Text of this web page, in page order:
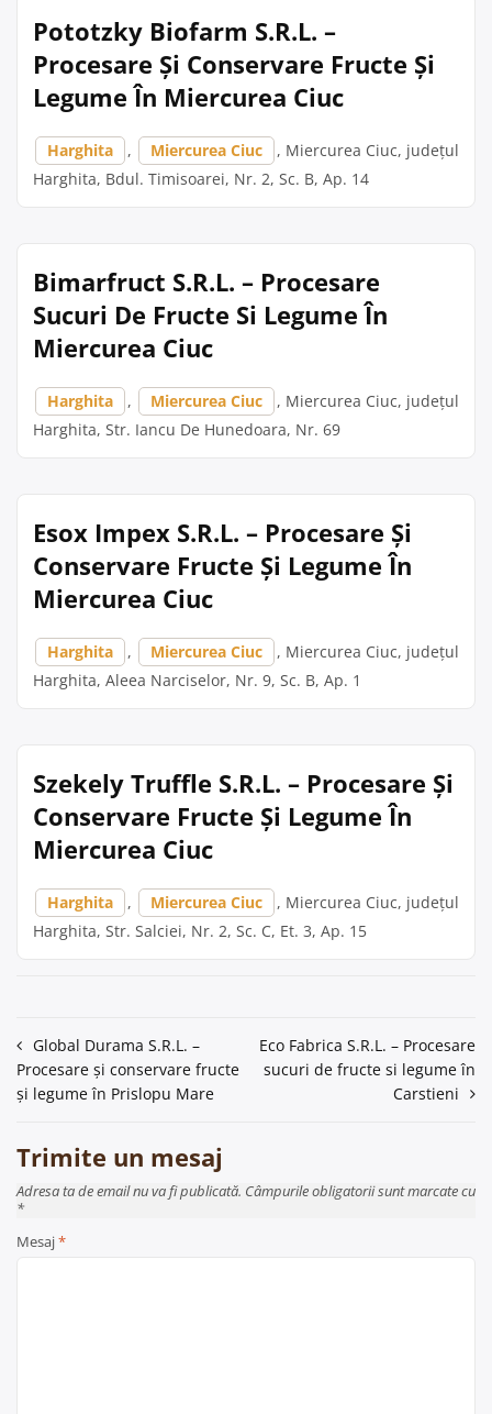
Pototzky Biofarm S.R.L. –
Procesare Și Conservare Fructe Și
Legume În Miercurea Ciuc
Harghita , Miercurea Ciuc
, Miercurea Ciuc, județul
Harghita, Bdul. Timisoarei, Nr. 2, Sc. B, Ap. 14
Bimarfruct S.R.L. – Procesare
Sucuri De Fructe Si Legume În
Miercurea Ciuc
Harghita , Miercurea Ciuc
, Miercurea Ciuc, județul
Harghita, Str. Iancu De Hunedoara, Nr. 69
Esox Impex S.R.L. – Procesare Și
Conservare Fructe Și Legume În
Miercurea Ciuc
Harghita , Miercurea Ciuc
, Miercurea Ciuc, județul
Harghita, Aleea Narciselor, Nr. 9, Sc. B, Ap. 1
Szekely Truffle S.R.L. – Procesare Și
Conservare Fructe Și Legume În
Miercurea Ciuc
Harghita , Miercurea Ciuc
, Miercurea Ciuc, județul
Harghita, Str. Salciei, Nr. 2, Sc. C, Et. 3, Ap. 15
Navigare
în
Global Durama S.R.L. –
Procesare și conservare fructe
și legume în Prislopu Mare
Eco Fabrica S.R.L. – Procesare
sucuri de fructe si legume în
Carstieni
Trimite un mesaj
Adresa ta de email nu va fi publicată. Câmpurile obligatorii sunt marcate cu
*
Mesaj*